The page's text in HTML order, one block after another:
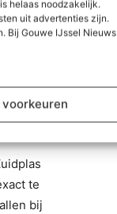
helaas noodzakelijk.
uit advertenties zijn.
Bij Gouwe IJssel Nieuws
voorkeuren
luidt
nog
te
bij